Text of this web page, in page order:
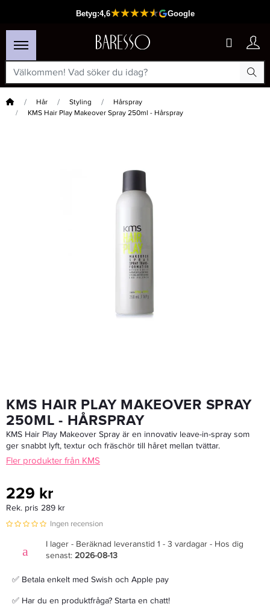
Hem Hår Styling
Hårspray
KMS Hair Play Makeover Spray 250ml - Hårspray
KMS Hair Stay Firm Finishing Spray 300ml - Hårspray
269 kr 215,20 kr
KMS HAIR PLAY MAKEOVER SPRAY
250ML - HÅRSPRAY
KMS Hair Play Makeover Spray är en innovativ leave-in-spray som
ger snabbt lyft, textur och fräschör till håret mellan tvättar.
Fler produkter från KMS
229 kr
Rek. pris 289 kr
Ingen recension
I lager - Beräknad leveranstid 1 - 3 vardagar - Hos dig
senast: 2026-08-13
✅ Betala enkelt med Swish och Apple pay
✅ Har du en produktfråga? Starta en chatt!